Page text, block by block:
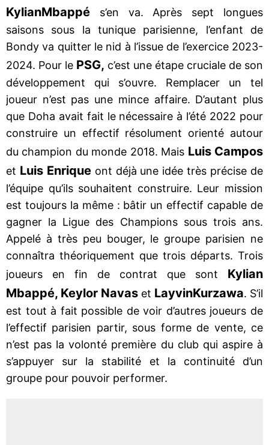
KylianMbappé s’en va. Après sept longues
saisons sous la tunique parisienne, l’enfant de
Bondy va quitter le nid à l’issue de l’exercice 2023-
2024. Pour le PSG, c’est une étape cruciale de son
développement qui s’ouvre. Remplacer un tel
joueur n’est pas une mince affaire. D’autant plus
que Doha avait fait le nécessaire à l’été 2022 pour
construire un effectif résolument orienté autour
du champion du monde 2018. Mais Luis Campos
et Luis Enriqueont déjà une idée très précise de
l’équipe qu’ils souhaitent construire. Leur mission
est toujours la même : bâtir un effectif capable de
gagner la Ligue des Champions sous trois ans.
Appelé à très peu bouger, le groupe parisien ne
connaîtra théoriquement que trois départs. Trois
joueurs en fin de contrat que sont Kylian
Mbappé, Keylor Navas et LayvinKurzawa. S’il
est tout à fait possible de voir d’autres joueurs de
l’effectif parisien partir, sous forme de vente, ce
n’est pas la volonté première du club qui aspire à
s’appuyer sur la stabilité et la continuité d’un
groupe pour pouvoir performer.